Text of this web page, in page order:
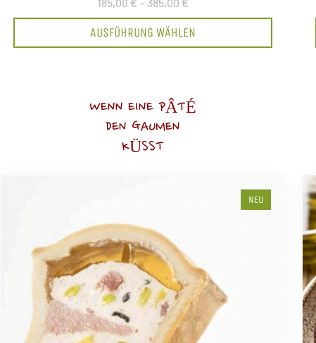
AUSFÜHRUNG WÄHLEN
WENN EINE PÂTÉ
DEN GAUMEN
KÜSST
NEU